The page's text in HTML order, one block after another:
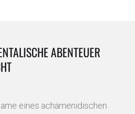
ABENTEUER
eines achämenidischen